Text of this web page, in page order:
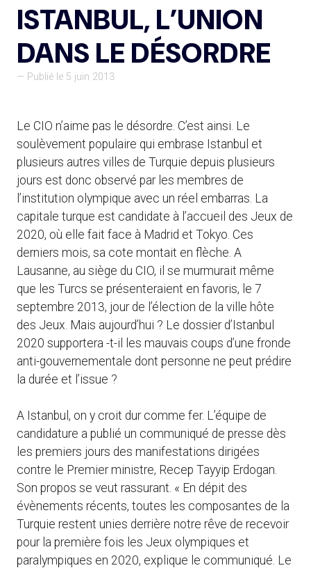
ISTANBUL, L’UNION
DANS LE DÉSORDRE
— Publié le 5 juin 2013
Le CIO n’aime pas le désordre. C’est ainsi. Le
soulèvement populaire qui embrase Istanbul et
plusieurs autres villes de Turquie depuis plusieurs
jours est donc observé par les membres de
l’institution olympique avec un réel embarras. La
capitale turque est candidate à l’accueil des Jeux de
2020, où elle fait face à Madrid et Tokyo. Ces
derniers mois, sa cote montait en flèche. A
Lausanne, au siège du CIO, il se murmurait même
que les Turcs se présenteraient en favoris, le 7
septembre 2013, jour de l’élection de la ville hôte
des Jeux. Mais aujourd’hui ? Le dossier d’Istanbul
2020 supportera -t-il les mauvais coups d’une fronde
anti-gouvernementale dont personne ne peut prédire
la durée et l’issue ?
A Istanbul, on y croit dur comme fer. L’équipe de
candidature a publié un communiqué de presse dès
les premiers jours des manifestations dirigées
contre le Premier ministre, Recep Tayyip Erdogan.
Son propos se veut rassurant. « En dépit des
évènements récents, toutes les composantes de la
Turquie restent unies derrière notre rêve de recevoir
pour la première fois les Jeux olympiques et
paralympiques en 2020, explique le communiqué. Le